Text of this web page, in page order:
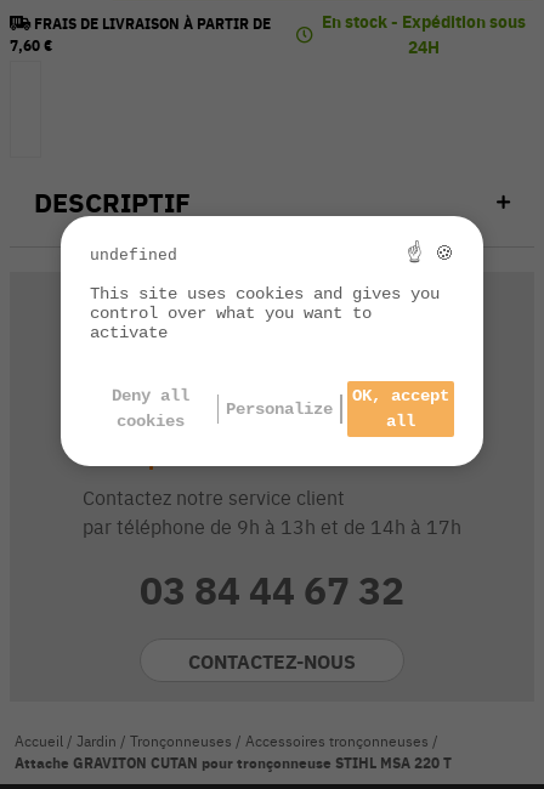
DESCRIPTIF
FRAIS DE LIVRAISON À PARTIR DE
7,60 €
En stock - Expédition sous
24H
Une question technique
Contactez notre service client
par téléphone de 9h à 13h et de 14h à 17h
03 84 44 67 32
CONTACTEZ-NOUS
Accueil / Jardin / Tronçonneuses / Accessoires tronçonneuses /
Attache GRAVITON CUTAN pour tronçonneuse STIHL MSA 220 T
undefined ☝ 🍪
This site uses cookies and gives you
control over what you want to
activate
Deny all
cookies
Personalize
OK, accept
all